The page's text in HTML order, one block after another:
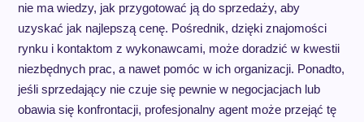
nie ma wiedzy, jak przygotować ją do sprzedaży, aby
uzyskać jak najlepszą cenę. Pośrednik, dzięki znajomości
rynku i kontaktom z wykonawcami, może doradzić w kwestii
niezbędnych prac, a nawet pomóc w ich organizacji. Ponadto,
jeśli sprzedający nie czuje się pewnie w negocjacjach lub
obawia się konfrontacji, profesjonalny agent może przejąć tę